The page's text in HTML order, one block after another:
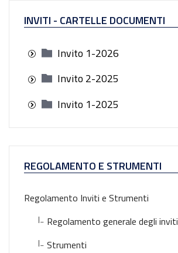
INVITI - CARTELLE DOCUMENTI
Invito 1-2026
Invito 2-2025
Invito 1-2025
REGOLAMENTO E STRUMENTI
Regolamento Inviti e Strumenti
|_ Regolamento generale degli inviti
|_ Strumenti